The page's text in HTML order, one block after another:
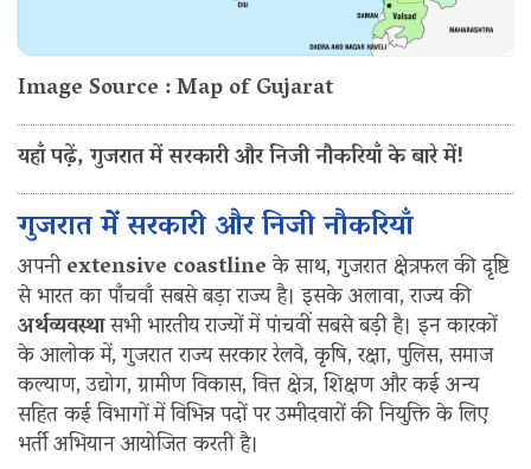
Image Source : Map of Gujarat
यहाँ पढ़ें, गुजरात में सरकारी और निजी नौकरियाँ के बारे में!
गुजरात में सरकारी और निजी नौकरियाँ
अपनीextensive coastlineके साथ, गुजरात क्षेत्रफल की दृष्टि
से भारत का पाँचवाँ सबसे बड़ा राज्य है। इसके अलावा, राज्य की
अर्थव्यवस्थासभी भारतीय राज्यों में पांचवीं सबसे बड़ी है। इन कारकों
के आलोक में, गुजरात राज्य सरकार रेलवे, कृषि, रक्षा, पुलिस, समाज
कल्याण, उद्योग, ग्रामीण विकास, वित्त क्षेत्र, शिक्षण और कई अन्य
सहित कई विभागों में विभिन्न पदों पर उम्मीदवारों की नियुक्ति के लिए
भर्ती अभियान आयोजित करती है।